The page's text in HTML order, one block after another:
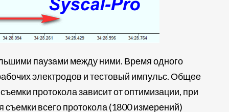
паузами между ними. Время одного
электродов и тестовый импульс. Общее
протокола зависит от оптимизации, при
всего протокола (1800 измерений)